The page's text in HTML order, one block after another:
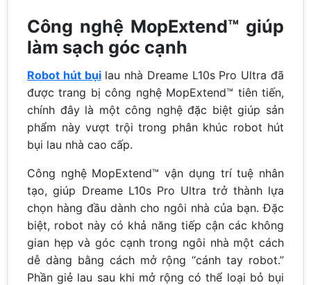
Công nghệ MopExtend™ giúp
làm sạch góc cạnh
Robot hút bụilau nhà Dreame L10s Pro Ultra đã
được trang bị công nghệ MopExtend™ tiên tiến,
chính đây là một công nghệ đặc biệt giúp sản
phẩm này vượt trội trong phân khúc robot hút
bụi lau nhà cao cấp.
Công nghệ MopExtend™ vận dụng trí tuệ nhân
tạo, giúp Dreame L10s Pro Ultra trở thành lựa
chọn hàng đầu dành cho ngôi nhà của bạn. Đặc
biệt, robot này có khả năng tiếp cận các không
gian hẹp và góc cạnh trong ngôi nhà một cách
dễ dàng bằng cách mở rộng “cánh tay robot.”
Phần giẻ lau sau khi mở rộng có thể loại bỏ bụi